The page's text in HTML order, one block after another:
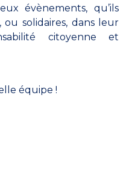
évènements, qu’ils
solidaires, dans leur
citoyenne et
équipe !